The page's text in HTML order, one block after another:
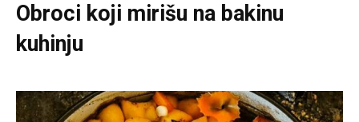
Obroci koji mirišu na bakinu
kuhinju